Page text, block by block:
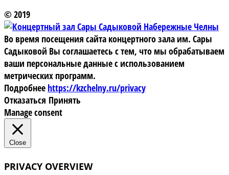
© 2019
Во время посещения сайта концертного зала им. Сары
Садыковой Вы соглашаетесь с тем, что мы обрабатываем
ваши персональные данные с использованием
метрических программ.
Подробнее https://kzchelny.ru/privacy
Отказаться Принять
Manage consent
Close
PRIVACY OVERVIEW